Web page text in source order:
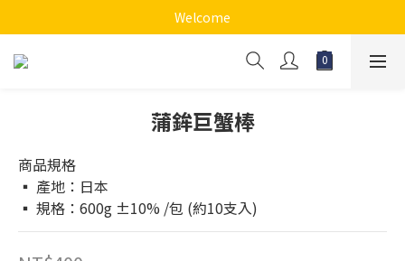
Welcome
蒲鉾巨蟹棒
商品規格
▪️ 產地：日本
▪️ 規格：600g ±10% /包 (約10支入)